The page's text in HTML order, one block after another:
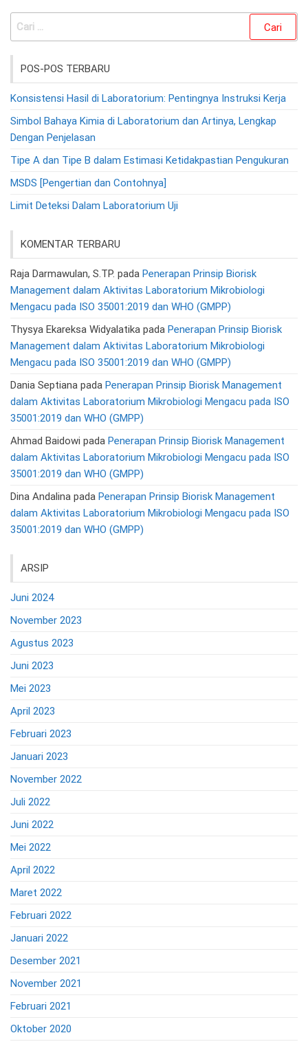
Cari
POS-POS TERBARU
Konsistensi Hasil di Laboratorium: Pentingnya Instruksi Kerja
Simbol Bahaya Kimia di Laboratorium dan Artinya, Lengkap
Dengan Penjelasan
Tipe A dan Tipe B dalam Estimasi Ketidakpastian Pengukuran
MSDS [Pengertian dan Contohnya]
Limit Deteksi Dalam Laboratorium Uji
KOMENTAR TERBARU
Raja Darmawulan, S.TP. pada Penerapan Prinsip Biorisk
Management dalam Aktivitas Laboratorium Mikrobiologi
Mengacu pada ISO 35001:2019 dan WHO (GMPP)
Thysya Ekareksa Widyalatika pada Penerapan Prinsip Biorisk
Management dalam Aktivitas Laboratorium Mikrobiologi
Mengacu pada ISO 35001:2019 dan WHO (GMPP)
Dania Septiana pada Penerapan Prinsip Biorisk Management
dalam Aktivitas Laboratorium Mikrobiologi Mengacu pada ISO
35001:2019 dan WHO (GMPP)
Ahmad Baidowi pada Penerapan Prinsip Biorisk Management
dalam Aktivitas Laboratorium Mikrobiologi Mengacu pada ISO
35001:2019 dan WHO (GMPP)
Dina Andalina pada Penerapan Prinsip Biorisk Management
dalam Aktivitas Laboratorium Mikrobiologi Mengacu pada ISO
35001:2019 dan WHO (GMPP)
ARSIP
Juni 2024
November 2023
Agustus 2023
Juni 2023
Mei 2023
April 2023
Februari 2023
Januari 2023
November 2022
Juli 2022
Juni 2022
Mei 2022
April 2022
Maret 2022
Februari 2022
Januari 2022
Desember 2021
November 2021
Februari 2021
Oktober 2020